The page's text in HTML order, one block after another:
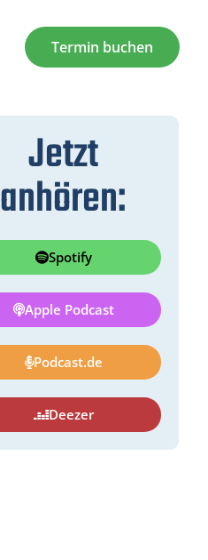
Termin buchen
Jetzt
anhören:
Spotify
Apple Podcast
Podcast.de
Deezer